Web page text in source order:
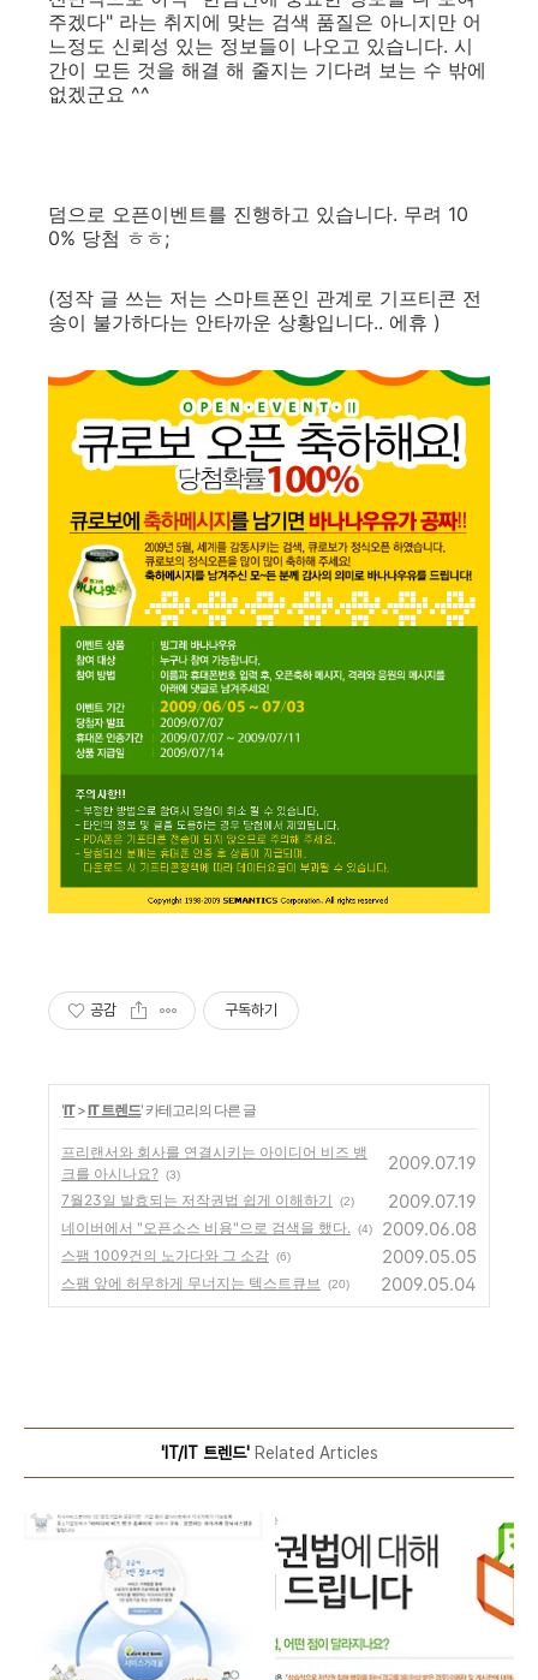
주겠다" 라는 취지에 맞는 검색 품질은 아니지만 어
느정도 신뢰성 있는 정보들이 나오고 있습니다. 시
간이 모든 것을 해결 해 줄지는 기다려 보는 수 밖에
없겠군요 ^^
덤으로 오픈이벤트를 진행하고 있습니다. 무려 10
0% 당첨 ㅎㅎ;
(정작 글 쓰는 저는 스마트폰인 관계로 기프티콘 전
송이 불가하다는 안타까운 상황입니다.. 에휴 )
공감 구독하기
'IT>IT 트렌드' 카테고리의 다른 글
프리랜서와 회사를 연결시키는 아이디어 비즈 뱅
크를 아시나요? (3)
2009.07.19
7월23일 발효되는 저작권법 쉽게 이해하기 (2) 2009.07.19
네이버에서 "오픈소스 비용"으로 검색을 했다. (4) 2009.06.08
스팸 1009건의 노가다와 그 소감 (6) 2009.05.05
스팸 앞에 허무하게 무너지는 텍스트큐브 (20) 2009.05.04
'IT/IT 트렌드'Related Articles